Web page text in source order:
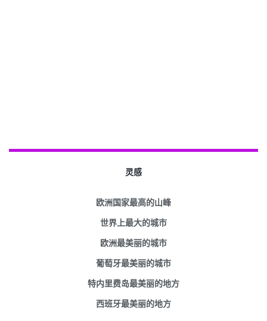
灵感
欧洲国家最高的山峰
世界上最大的城市
欧洲最美丽的城市
葡萄牙最美丽的城市
特内里费岛最美丽的地方
西班牙最美丽的地方